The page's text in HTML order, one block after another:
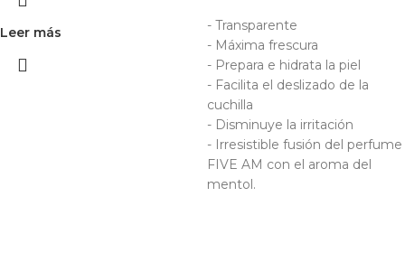
Leer más
- Transparente
- Máxima frescura
- Prepara e hidrata la piel
- Facilita el deslizado de la
cuchilla
- Disminuye la irritación
- Irresistible fusión del perfume
FIVE AM con el aroma del
mentol.